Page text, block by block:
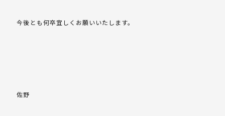
今後とも何卒宜しくお願いいたします。
佐野